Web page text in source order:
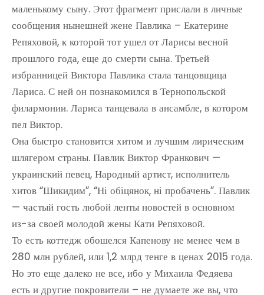
маленькому сыну. Этот фрагмент прислали в личные
сообщения нынешней жене Павлика – Екатерине
Репяховой, к которой тот ушел от Ларисы весной
прошлого года, еще до смерти сына. Третьей
избранницей Виктора Павлика стала танцовщица
Лариса. С ней он познакомился в Тернопольской
филармонии. Лариса танцевала в ансамбле, в котором
пел Виктор.
Она быстро становится хитом и лучшим лирическим
шлягером страны. Павлик Виктор Франкович —
украинский певец, Народный артист, исполнитель
хитов “Шикидим”, “Ні обіцянок, ні пробачень”. Павлик
— частый гость любой ленты новостей в основном
из-за своей молодой жены Кати Репяховой.
То есть коттедж обошелся Капенову не менее чем в
280 млн рублей, или 1,2 млрд тенге в ценах 2015 года.
Но это еще далеко не все, ибо у Михаила Федяева
есть и другие покровители – не думаете же вы, что